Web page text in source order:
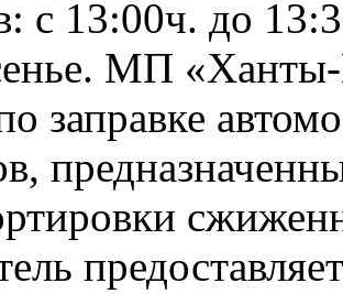
с 13:00ч. до
МП «Ханты-
заправке